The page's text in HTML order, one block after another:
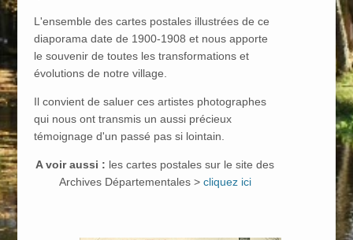
L'ensemble des cartes postales illustrées de ce
diaporama date de 1900-1908 et nous apporte
le souvenir de toutes les transformations et
évolutions de notre village.
Il convient de saluer ces artistes photographes
qui nous ont transmis un aussi précieux
témoignage d'un passé pas si lointain.
A voir aussi : les cartes postales sur le site des
Archives Départementales > cliquez ici